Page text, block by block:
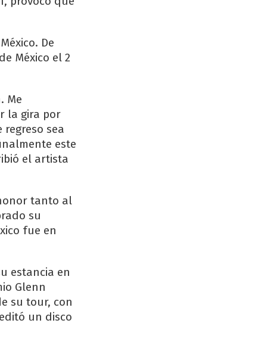
De
México el 2
Me
la gira por
sea
este
el artista
tanto al
su
fue en
estancia en
Glenn
su tour, con
un disco